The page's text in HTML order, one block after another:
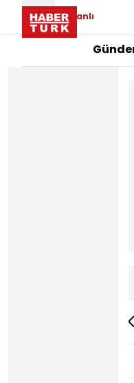
Canlı
Lüleburgaz Belediye